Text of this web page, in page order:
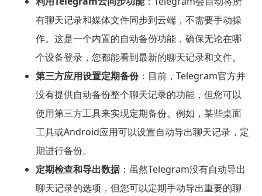
有聊天记录和媒体文件同步到云端，不需要手动操
作。这是一个内置的自动备份功能，确保无论在哪
个设备登录，您都能看到最新的聊天记录和文件。
第三方应用设置定期备份：目前，Telegram官方并
没有提供自动备份整个聊天记录的功能，但您可以
使用第三方工具来实现定期备份。例如，某些桌面
工具或Android应用可以设置自动导出聊天记录，定
期进行备份。
定期检查和导出数据：虽然Telegram没有自动导出
聊天记录的选项，但您可以定期手动导出重要的聊